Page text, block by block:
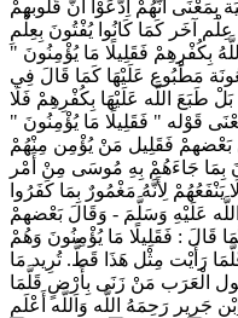
أَنَّهُمْ اِدَّعَوْا أَنَّ قُلُوبهمْ
آخَر كَمَا كَانُوا يُفْتُونَ بِعِلْمِ
بِكُفْرِهِمْ فَقَلِيلًا مَا يُؤْمِنُونَ "
مَطْبُوع عَلَيْهَا كَمَا قَالَ فِي
طَبَعَ اللَّه عَلَيْهَا بِكُفْرِهِمْ فَلَا
قَوْله " فَقَلِيلًا مَا يُؤْمِنُونَ "
بَعْضهمْ فَقَلِيل مَنْ يُؤْمِن مِنْهُمْ
بِمَا جَاءَهُمْ بِهِ مُوسَى مِنْ أَمْر
يَنْفَعُهُمْ لِأَنَّهُ مَغْمُورٌ بِمَا كَفَرُوا
عَلَيْهِ وَسَلَّمَ - وَقَالَ بَعْضهمْ
قَالَ : فَقَلِيلًا مَا يُؤْمِنُونَ وَهُمْ
رَأَيْت مِثْل هَذَا قَطُّ. تُرِيد مَا
الْعَرَب مَنْ زَنَى بِأَرْضٍ قَلَّمَا